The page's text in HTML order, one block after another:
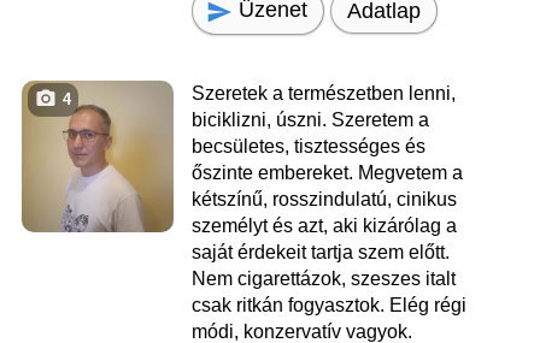
Üzenet Adatlap
4
Szeretek a természetben lenni,
biciklizni, úszni. Szeretem a
becsületes, tisztességes és
őszinte embereket. Megvetem a
kétszínű, rosszindulatú, cinikus
személyt és azt, aki kizárólag a
saját érdekeit tartja szem előtt.
Nem cigarettázok, szeszes italt
csak ritkán fogyasztok. Elég régi
módi, konzervatív vagyok.